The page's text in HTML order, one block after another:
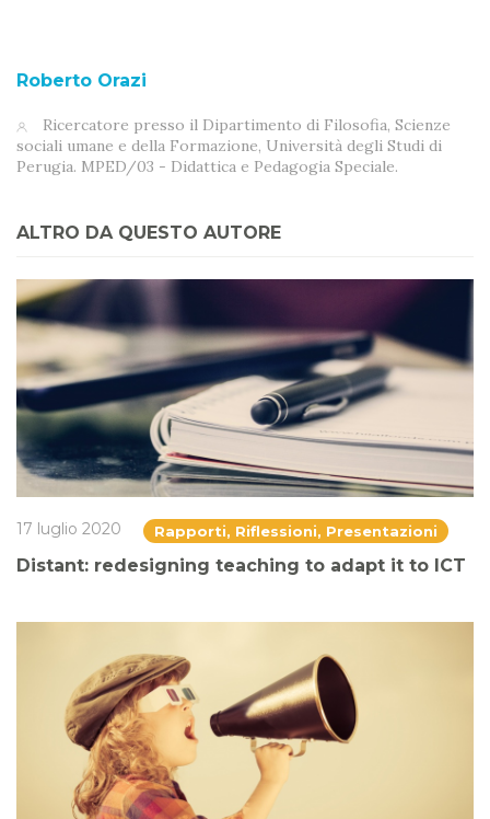
Roberto Orazi
Ricercatore presso il Dipartimento di Filosofia, Scienze
sociali umane e della Formazione, Università degli Studi di
Perugia. MPED/03 - Didattica e Pedagogia Speciale.
ALTRO DA QUESTO AUTORE
17 luglio 2020 Rapporti, Riflessioni, Presentazioni
Distant: redesigning teaching to adapt it to ICT